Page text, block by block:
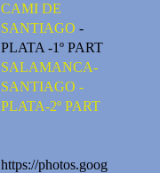
CAMI DE
SANTIAGO -
PLATA -1º PART
SALAMANCA-
SANTIAGO -
PLATA-2º PART
https://photos.goog